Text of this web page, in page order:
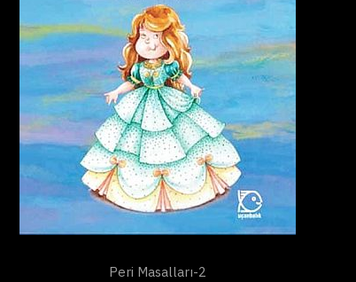
Peri Masalları-2